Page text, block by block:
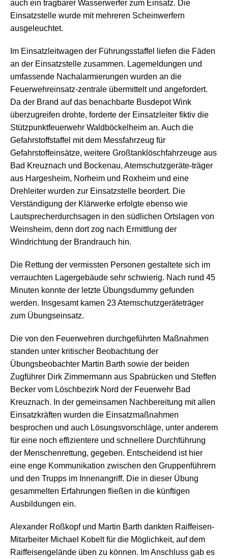
auch ein tragbarer Wasserwerfer zum Einsatz. Die
Einsatzstelle wurde mit mehreren Scheinwerfern
ausgeleuchtet.
Im Einsatzleitwagen der Führungsstaffel liefen die Fäden
an der Einsatzstelle zusammen. Lagemeldungen und
umfassende Nachalarmierungen wurden an die
Feuerwehreinsatz-zentrale übermittelt und angefordert.
Da der Brand auf das benachbarte Busdepot Wink
überzugreifen drohte, forderte der Einsatzleiter fiktiv die
Stützpunktfeuerwehr Waldböckelheim an. Auch die
Gefahrstoffstaffel mit dem Messfahrzeug für
Gefahrstoffeinsätze, weitere Großtanklöschfahrzeuge aus
Bad Kreuznach und Bockenau, Atemschutzgeräte-träger
aus Hargesheim, Norheim und Roxheim und eine
Drehleiter wurden zur Einsatzstelle beordert. Die
Verständigung der Klärwerke erfolgte ebenso wie
Lautsprecherdurchsagen in den südlichen Ortslagen von
Weinsheim, denn dort zog nach Ermittlung der
Windrichtung der Brandrauch hin.
Die Rettung der vermissten Personen gestaltete sich im
verrauchten Lagergebäude sehr schwierig. Nach rund 45
Minuten konnte der letzte Übungsdummy gefunden
werden. Insgesamt kamen 23 Atemschutzgeräteträger
zum Übungseinsatz.
Die von den Feuerwehren durchgeführten Maßnahmen
standen unter kritischer Beobachtung der
Übungsbeobachter Martin Barth sowie der beiden
Zugführer Dirk Zimmermann aus Spabrücken und Steffen
Becker vom Löschbezirk Nord der Feuerwehr Bad
Kreuznach. In der gemeinsamen Nachbereitung mit allen
Einsatzkräften wurden die Einsatzmaßnahmen
besprochen und auch Lösungsvorschläge, unter anderem
für eine noch effizientere und schnellere Durchführung
der Menschenrettung, gegeben. Entscheidend ist hier
eine enge Kommunikation zwischen den Gruppenführern
und den Trupps im Innenangriff. Die in dieser Übung
gesammelten Erfahrungen fließen in die künftigen
Ausbildungen ein.
Alexander Roßkopf und Martin Barth dankten Raiffeisen-
Mitarbeiter Michael Kobelt für die Möglichkeit, auf dem
Raiffeisengelände üben zu können. Im Anschluss gab es